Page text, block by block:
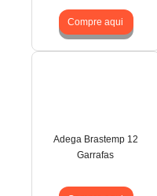
Compre aqui
Adega Brastemp 12
Garrafas